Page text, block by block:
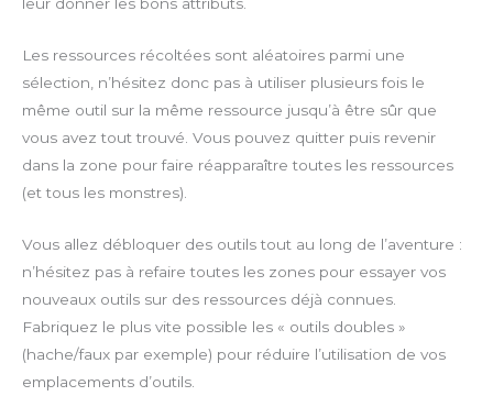
Les ressources récoltées sont aléatoires parmi une
sélection, n’hésitez donc pas à utiliser plusieurs fois le
même outil sur la même ressource jusqu’à être sûr que
vous avez tout trouvé. Vous pouvez quitter puis revenir
dans la zone pour faire réapparaître toutes les ressources
(et tous les monstres).
Vous allez débloquer des outils tout au long de l’aventure :
n’hésitez pas à refaire toutes les zones pour essayer vos
nouveaux outils sur des ressources déjà connues.
Fabriquez le plus vite possible les « outils doubles »
(hache/faux par exemple) pour réduire l’utilisation de vos
emplacements d’outils.